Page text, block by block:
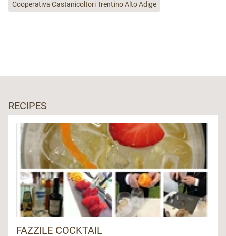
Cooperativa Castanicoltori Trentino Alto Adige
RECIPES
FAZZILE COCKTAIL